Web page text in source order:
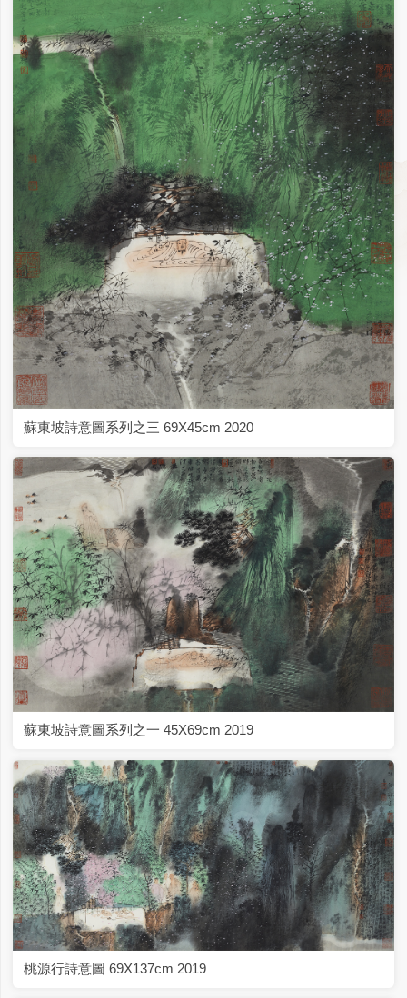
蘇東坡詩意圖系列之三 69X45cm 2020
蘇東坡詩意圖系列之一 45X69cm 2019
桃源行詩意圖 69X137cm 2019